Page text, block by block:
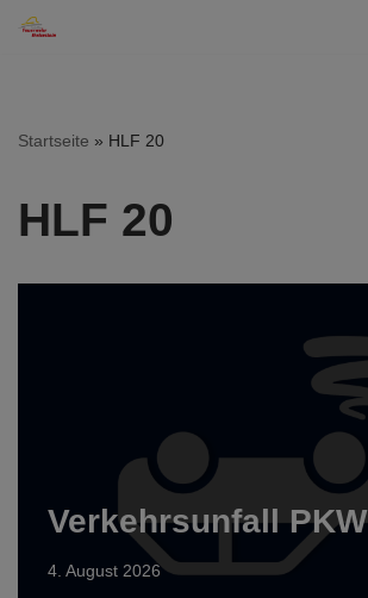
springen
Startseite » HLF 20
HLF 20
Verkehrsunfall PKW
4. August 2026